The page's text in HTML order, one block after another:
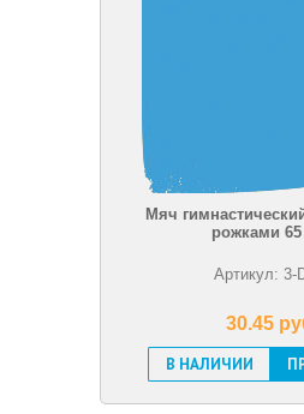
Мяч
рожками
Артикул: 3-
30.45
В НАЛИЧИИ